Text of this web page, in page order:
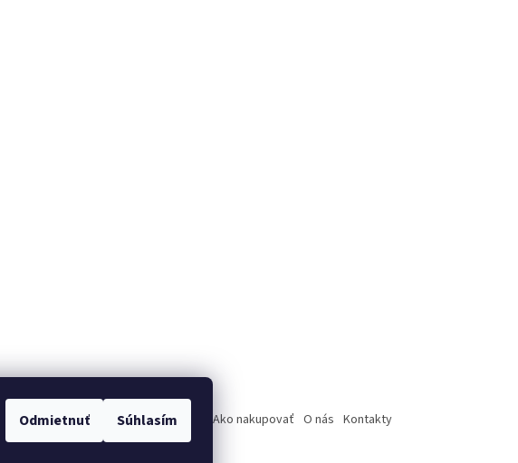
Odmietnuť Súhlasím
Formulár na odstúpenie od zmluvy Ako nakupovať O nás Kontakty